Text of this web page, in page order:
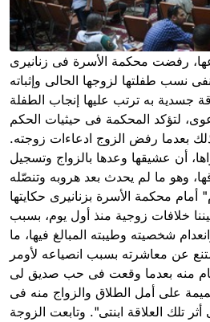
رفضت محكمة الأسرة فى زنانيرى
نسب طفلتها لزوجها الحالى وإثباته
جسدية به ترتب عليها إنجاب الطفلة
لتؤكد المحكمة فى حيثيات الحكم
بعدما رفض الزوج ادعاءات زوجته.
أن عشيقها وعدها بالزواج وتسجيل
وهو ما لم يحدث بعد هروبه وتنصّله
محكمة الأسرة بزنانيرى حكايتها
خلافات زوجية منذ أول يوم، بسبب
شخصيته وطيبته المبالغ فيها، ما
عن معاشرته بسبب انصياعه لأومر
منه بعدما وقعت فى حب صديق لى
على أمل الطلاق والزواج منه فى
تلك العلاقة ابنتى". وتابعت الزوجة